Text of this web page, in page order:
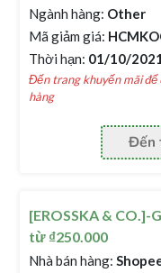
Ngành hàng: Other
Mã giảm giá:
Thời hạn: 01/10/
Đến trang khuyến mãi để
hàng
Đến
[EROSSKA & CO.]-
từ ₫250.000
Nhà bán hàng: